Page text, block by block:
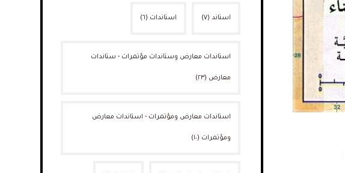
استاند(٧) استاندات (٦)
استاندات معارض وستاندات مؤتمرات - ستاندات
معارض (٢٣)
استاندات معارض ومؤتمرات - استاندات معارض
ومؤتمرات (١٠)